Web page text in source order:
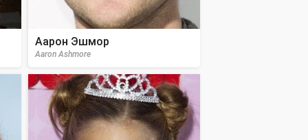
Аарон Эшмор
Aaron Ashmore